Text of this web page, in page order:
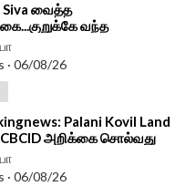
Siva வைத்த
வந்த
கொடுத்த CPR |
2026
· 06/08/26
Palani Kovil Land
CBCID அறிக்கை சொல்வது
· 06/08/26